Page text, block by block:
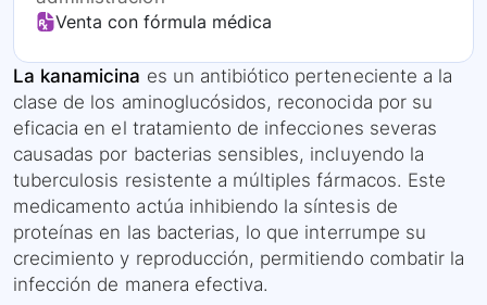
Venta con fórmula médica
La kanamicina es un antibiótico perteneciente a la
clase de los aminoglucósidos, reconocida por su
eficacia en el tratamiento de infecciones severas
causadas por bacterias sensibles, incluyendo la
tuberculosis resistente a múltiples fármacos. Este
medicamento actúa inhibiendo la síntesis de
proteínas en las bacterias, lo que interrumpe su
crecimiento y reproducción, permitiendo combatir la
infección de manera efectiva.